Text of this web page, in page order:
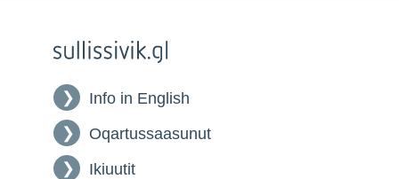
Info in English
Oqartussaasunut
Ikiuutit